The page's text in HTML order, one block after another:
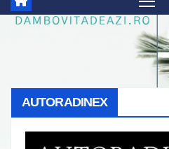
AUTORADINEX